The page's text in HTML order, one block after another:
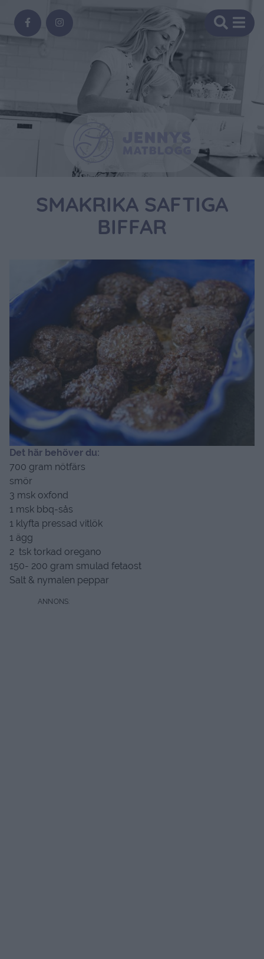
SMAKRIKA SAFTIGA
BIFFAR
Det här behöver du:
700 gram nötfärs
smör
3 msk oxfond
1 msk bbq-sås
1 klyfta pressad vitlök
1 ägg
2 tsk torkad oregano
150- 200 gram smulad fetaost
Salt & nymalen peppar